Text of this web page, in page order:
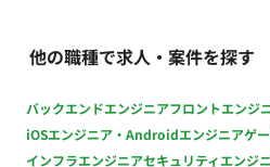
他の職種で求人・案件を探す
バックエンドエンジニアフロントエンジ
iOSエンジニア・Androidエンジニアゲ
インフラエンジニアセキュリティエンジ